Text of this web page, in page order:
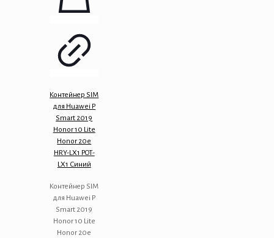
Контейнер SIM
для Huawei P
Smart 2019
Honor 10 Lite
Honor 20e
HRY-LX1 POT-
LX1 Синий
Контейнер SIM
для Huawei P
Smart 2019
Honor 10 Lite
Honor 20e